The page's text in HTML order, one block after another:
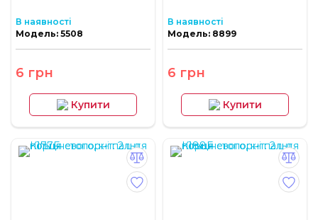
В наявності
Модель: 5508
6 грн
Купити
В наявності
Модель: 8899
6 грн
Купити